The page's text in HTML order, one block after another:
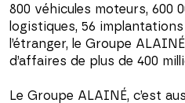
800 véhicules moteurs, 600
logistiques, 56
l’étranger, le Groupe
d’affaires de plus de 400
Le Groupe ALAINÉ, c’est